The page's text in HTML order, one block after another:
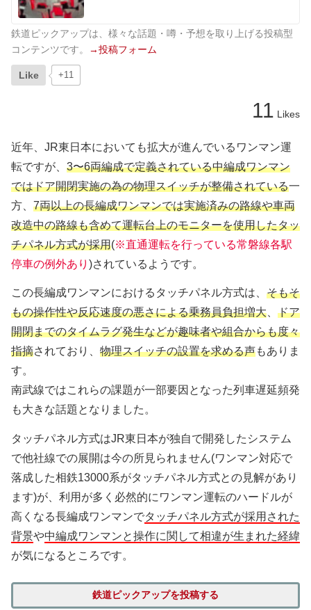
鉄道ピックアップは、様々な話題・噂・予想を取り上げる投稿型
コンテンツです。
→投稿フォーム
Like +11
11 Likes
近年、JR東日本においても拡大が進んでいるワンマン運
転ですが、 3〜6両編成で定義されている中編成ワンマン
ではドア開閉実施の為の物理スイッチが整備されている一
方、 7両以上の長編成ワンマンでは実施済みの路線や車両
改造中の路線も含めて運転台上のモニターを使用したタッ
チパネル方式が採用(※直通運転を行っている常磐線各駅
停車の例外あり )されているようです。
この長編成ワンマンにおけるタッチパネル方式は、 そもそ
もの操作性や反応速度の悪さによる乗務員負担増大
ドア
開閉までのタイムラグ発生などが趣味者や組合からも度々
指摘されており、 物理スイッチの設置を求める声もありま
す。
南武線ではこれらの課題が一部要因となった列車遅延頻発
も大きな話題となりました。
タッチパネル方式はJR東日本が独自で開発したシステム
で他社線での展開は今の所見られません(ワンマン対応で
落成した相鉄13000系がタッチパネル方式との見解があり
ます)が、利用が多く必然的にワンマン運転のハードルが
高くなる長編成ワンマンでタッチパネル方式が採用された
背景や中編成ワンマンと操作に関して相違が生まれた経緯
が気になるところです。
鉄道ピックアップを投稿する